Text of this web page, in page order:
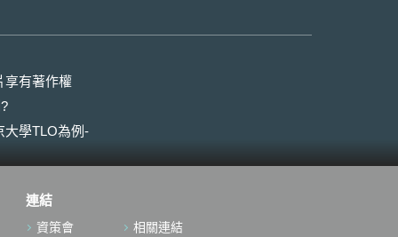
經
、專
專
公部
創新
對自
可變之特性進行身分識別，涉及高度
個人隱私，為妥善保護個人資訊安
制，否則將衍生許多法律問題。
資料。原告稱其並非Shutterfly公司之
註冊使用者，也從未同意其生物辨識
享有著作權
大學TLO為例-
連結
資策會 相關連結